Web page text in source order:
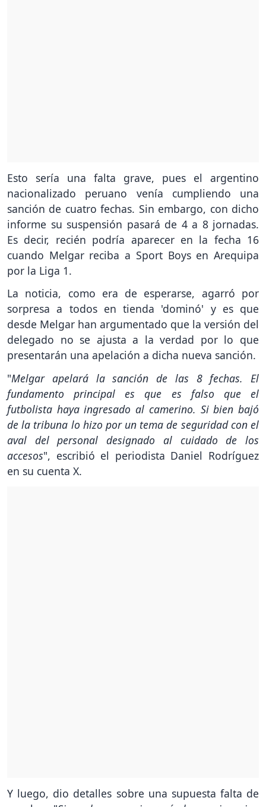
Esto sería una falta grave, pues el argentino
nacionalizado peruano venía cumpliendo una
sanción de cuatro fechas. Sin embargo, con dicho
informe su suspensión pasará de 4 a 8 jornadas.
Es decir, recién podría aparecer en la fecha 16
cuando Melgar reciba a Sport Boys en Arequipa
por la Liga 1.
La noticia, como era de esperarse, agarró por
sorpresa a todos en tienda 'dominó' y es que
desde Melgar han argumentado que la versión del
delegado no se ajusta a la verdad por lo que
presentarán una apelación a dicha nueva sanción.
"Melgar apelará la sanción de las 8 fechas. El
fundamento principal es que es falso que el
futbolista haya ingresado al camerino. Si bien bajó
de la tribuna lo hizo por un tema de seguridad con el
aval del personal designado al cuidado de los
accesos", escribió el periodista Daniel Rodríguez
en su cuenta X.
Y luego, dio detalles sobre una supuesta falta de